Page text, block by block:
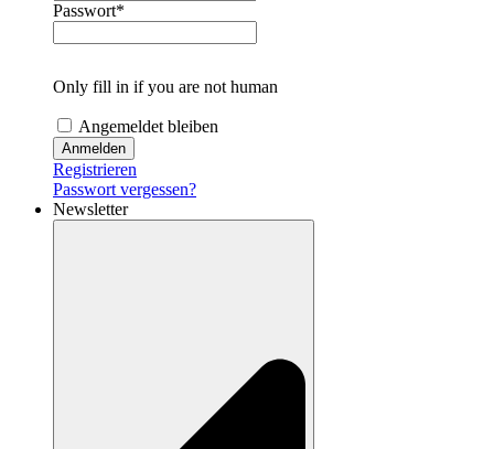
Passwort*
Only fill in if you are not human
Angemeldet bleiben
Registrieren
Passwort vergessen?
Newsletter